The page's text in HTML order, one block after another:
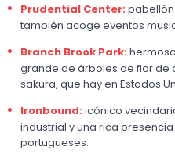
Prudential Center:
también acoge eventos
Branch Brook Park:
grande de árboles de flor de
sakura, que hay en Estados
Ironbound: icónico
industrial y una rica
portugueses.